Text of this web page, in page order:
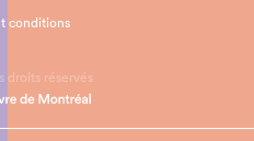
droits réservés
conditions